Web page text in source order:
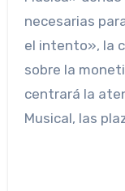
necesarias
el intento», la
sobre la
centrará la
Musical, las